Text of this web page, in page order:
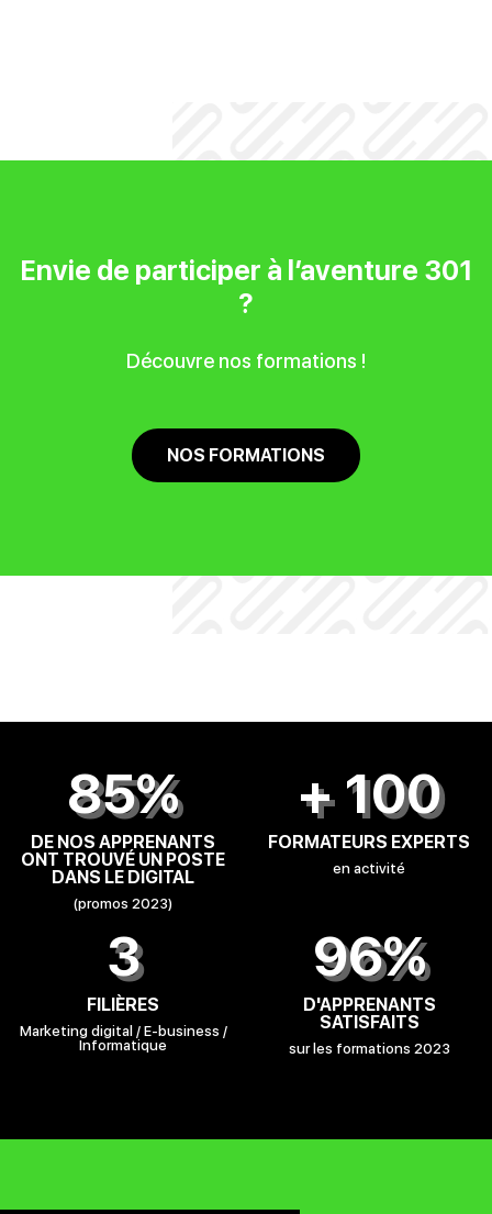
Envie de participer à l’aventure 301
?
Découvre nos formations !
NOS FORMATIONS
85%
DE NOS APPRENANTS
ONT TROUVÉ UN POSTE
DANS LE DIGITAL
(promos 2023)
+ 100
FORMATEURS EXPERTS
en activité
3
FILIÈRES
Marketing digital / E-business /
Informatique
96%
D'APPRENANTS
SATISFAITS
sur les formations 2023